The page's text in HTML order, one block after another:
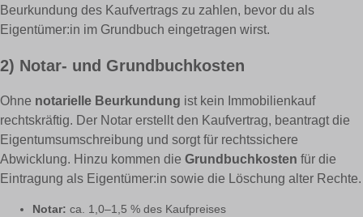
Beurkundung des Kaufvertrags zu zahlen, bevor du als
Eigentümer:in im Grundbuch eingetragen wirst.
2) Notar- und Grundbuchkosten
Ohne notarielle Beurkundung ist kein Immobilienkauf
rechtskräftig. Der Notar erstellt den Kaufvertrag, beantragt die
Eigentumsumschreibung und sorgt für rechtssichere
Abwicklung. Hinzu kommen die Grundbuchkosten für die
Eintragung als Eigentümer:in sowie die Löschung alter Rechte.
Notar: ca. 1,0–1,5 % des Kaufpreises